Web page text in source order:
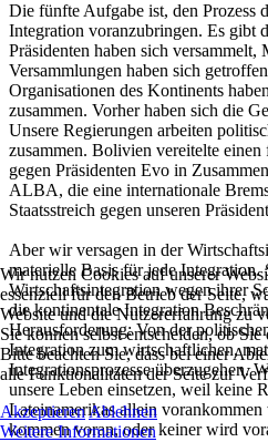
Die fünfte Aufgabe ist, den Prozess
Integration voranzubringen. Es gibt
Präsidenten haben sich versammelt,
Versammlungen haben sich
Organisationen des Kontinents
zusammen. Vorher haben sich die
Unsere Regierungen arbeiten
zusammen. Bolivien vereitelte einen
gegen Präsidenten Evo in
ALBA, die eine internationale
Staatsstreich gegen unseren
Aber wir versagen in der
materielle Basis für jede Integration.
Wirtschaftsintegration wegen ihrer
die kontinentale Integration
Herausforderung: Von der
Integration zum wirtschaftlichen,
Integrationsprozesse überzugehen.
unsere Leben einsetzen, weil keine
Lateinamerikas allein
kommen voran, oder keiner wird
Wir nutzen Cookies auf unserer
essenziell für den Betrieb der Seite,
Website und die Nutzererfahrung zu
Sie können selbst entscheiden, ob
Bitte beachten Sie, dass bei einer
alle Funktionalitäten der Seite zur
AkzeptierenAblehnen
Weitere Informationen